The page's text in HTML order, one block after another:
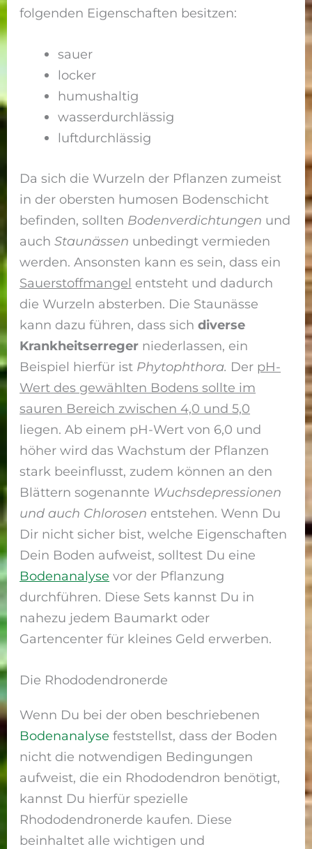
folgenden Eigenschaften besitzen:
sauer
locker
humushaltig
wasserdurchlässig
luftdurchlässig
Da sich die Wurzeln der Pflanzen zumeist
in der obersten humosen Bodenschicht
befinden, sollten Bodenverdichtungen und
auchStaunässen unbedingt vermieden
werden. Ansonsten kann es sein, dass ein
Sauerstoffmangel entsteht und dadurch
die Wurzeln absterben. Die Staunässe
kann dazu führen, dass sichdiverse
Krankheitserreger niederlassen, ein
Beispiel hierfür ist Phytophthora. Der pH-
Wert des gewählten Bodens sollte im
sauren Bereich zwischen 4,0 und 5,0
liegen. Ab einem pH-Wert von 6,0 und
höher wird das Wachstum der Pflanzen
stark beeinflusst, zudem können an den
Blättern sogenannte Wuchsdepressionen
und auch Chlorosen entstehen. Wenn Du
Dir nicht sicher bist, welche Eigenschaften
Dein Boden aufweist, solltest Du eine
Bodenanalyse vor der Pflanzung
durchführen. Diese Sets kannst Du in
nahezu jedem Baumarkt oder
Gartencenter für kleines Geld erwerben.
Die Rhododendronerde
Wenn Du bei der oben beschriebenen
Bodenanalyse feststellst, dass der Boden
nicht die notwendigen Bedingungen
aufweist, die ein Rhododendron benötigt,
kannst Du hierfür spezielle
Rhododendronerde kaufen. Diese
beinhaltet alle wichtigen und